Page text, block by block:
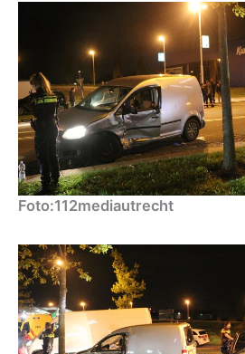
Foto:112mediautrecht